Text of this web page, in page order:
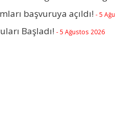
başvuruya açıldı! - 5
Başladı! - 5 Ağustos 2026